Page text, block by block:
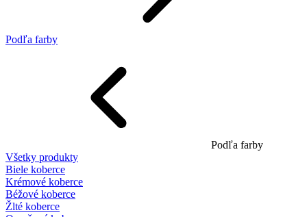
Podľa farby
Podľa farby
Všetky produkty
Biele koberce
Krémové koberce
Béžové koberce
Žlté koberce